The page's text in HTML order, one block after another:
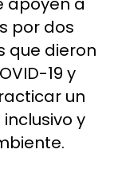
por dos
que dieron
19 y
un
y